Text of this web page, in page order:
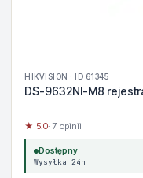
HIKVISION · ID 61345
DS-9632NI-M8
★ 5.0· 7 opinii
Dostępny
Wysyłka 24h